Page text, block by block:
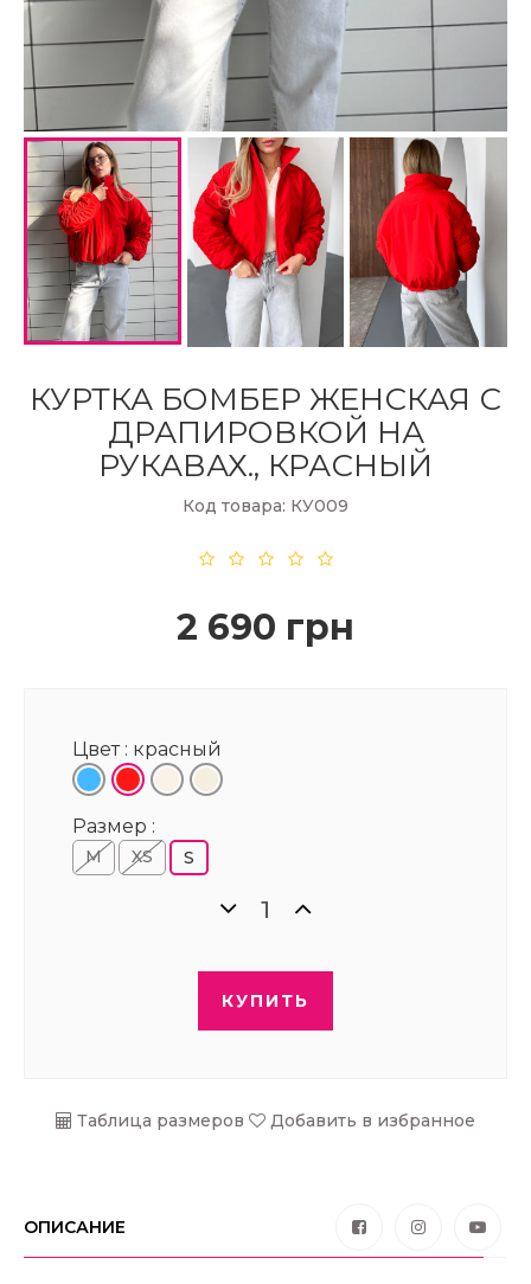
КУРТКА БОМБЕР ЖЕНСКАЯ С
ДРАПИРОВКОЙ НА
РУКАВАХ., КРАСНЫЙ
Код товара: КУ009
2 690 грн
Цвет : красный
Размер :
М XS S
КУПИТЬ
Таблица размеров Добавить в избранное
ОПИСАНИЕ